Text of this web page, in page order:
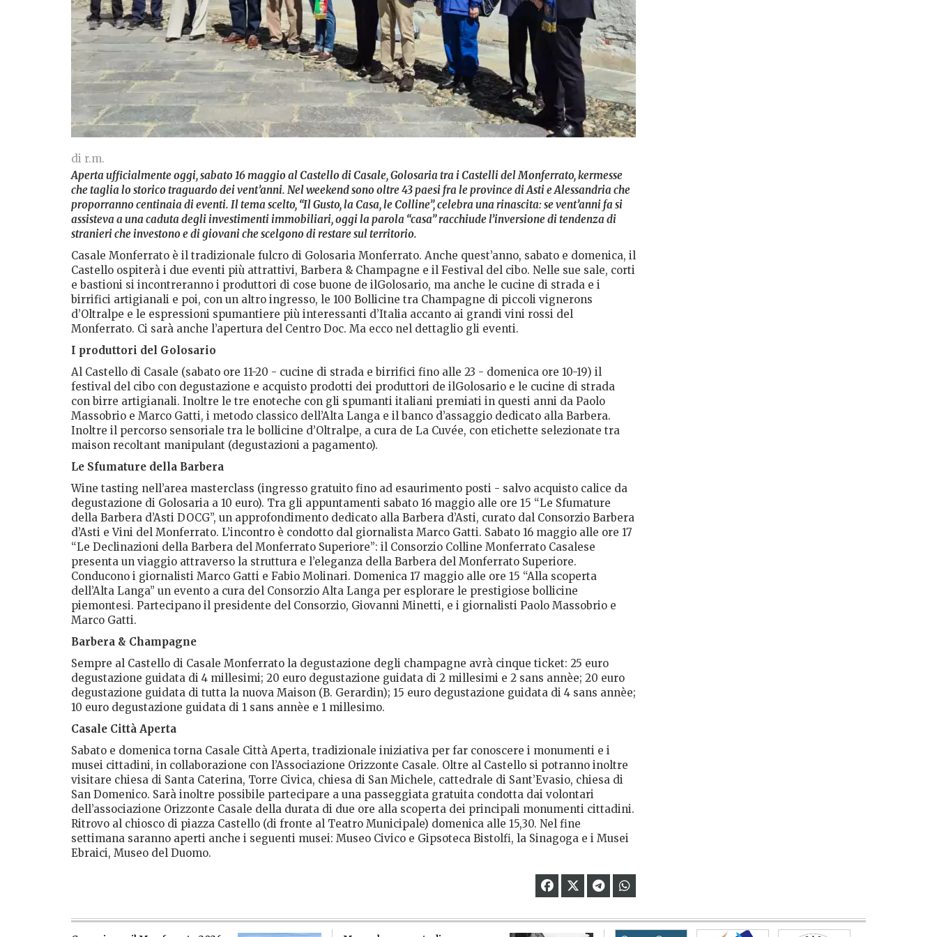
di r.m.
Aperta ufficialmente oggi, sabato 16 maggio al Castello di Casale, Golosaria tra i Castelli del Monferrato, kermesse
che taglia lo storico traguardo dei vent’anni. Nel weekend sono oltre 43 paesi fra le province di Asti e Alessandria che
proporranno centinaia di eventi. Il tema scelto, “Il Gusto, la Casa, le Colline”, celebra una rinascita: se vent’anni fa si
assisteva a una caduta degli investimenti immobiliari, oggi la parola “casa” racchiude l’inversione di tendenza di
stranieri che investono e di giovani che scelgono di restare sul territorio.
Casale Monferrato è il tradizionale fulcro di Golosaria Monferrato. Anche quest’anno, sabato e domenica, il
Castello ospiterà i due eventi più attrattivi, Barbera & Champagne e il Festival del cibo. Nelle sue sale, corti
e bastioni si incontreranno i produttori di cose buone de ilGolosario, ma anche le cucine di strada e i
birrifici artigianali e poi, con un altro ingresso, le 100 Bollicine tra Champagne di piccoli vignerons
d’Oltralpe e le espressioni spumantiere più interessanti d’Italia accanto ai grandi vini rossi del
Monferrato. Ci sarà anche l’apertura del Centro Doc. Ma ecco nel dettaglio gli eventi.
I produttori del Golosario
Al Castello di Casale (sabato ore 11-20 - cucine di strada e birrifici fino alle 23 - domenica ore 10-19) il
festival del cibo con degustazione e acquisto prodotti dei produttori de ilGolosario e le cucine di strada
con birre artigianali. Inoltre le tre enoteche con gli spumanti italiani premiati in questi anni da Paolo
Massobrio e Marco Gatti, i metodo classico dell’Alta Langa e il banco d’assaggio dedicato alla Barbera.
Inoltre il percorso sensoriale tra le bollicine d’Oltralpe, a cura de La Cuvée, con etichette selezionate tra
maison recoltant manipulant (degustazioni a pagamento).
Le Sfumature della Barbera
Wine tasting nell’area masterclass (ingresso gratuito fino ad esaurimento posti - salvo acquisto calice da
degustazione di Golosaria a 10 euro). Tra gli appuntamenti sabato 16 maggio alle ore 15 “Le Sfumature
della Barbera d’Asti DOCG”, un approfondimento dedicato alla Barbera d’Asti, curato dal Consorzio Barbera
d’Asti e Vini del Monferrato. L’incontro è condotto dal giornalista Marco Gatti. Sabato 16 maggio alle ore 17
“Le Declinazioni della Barbera del Monferrato Superiore”: il Consorzio Colline Monferrato Casalese
presenta un viaggio attraverso la struttura e l’eleganza della Barbera del Monferrato Superiore.
Conducono i giornalisti Marco Gatti e Fabio Molinari. Domenica 17 maggio alle ore 15 “Alla scoperta
dell’Alta Langa” un evento a cura del Consorzio Alta Langa per esplorare le prestigiose bollicine
piemontesi. Partecipano il presidente del Consorzio, Giovanni Minetti, e i giornalisti Paolo Massobrio e
Marco Gatti.
Barbera & Champagne
Sempre al Castello di Casale Monferrato la degustazione degli champagne avrà cinque ticket: 25 euro
degustazione guidata di 4 millesimi; 20 euro degustazione guidata di 2 millesimi e 2 sans annèe; 20 euro
degustazione guidata di tutta la nuova Maison (B. Gerardin); 15 euro degustazione guidata di 4 sans annèe;
10 euro degustazione guidata di 1 sans annèe e 1 millesimo.
Casale Città Aperta
Sabato e domenica torna Casale Città Aperta, tradizionale iniziativa per far conoscere i monumenti e i
musei cittadini, in collaborazione con l’Associazione Orizzonte Casale. Oltre al Castello si potranno inoltre
visitare chiesa di Santa Caterina, Torre Civica, chiesa di San Michele, cattedrale di Sant’Evasio, chiesa di
San Domenico. Sarà inoltre possibile partecipare a una passeggiata gratuita condotta dai volontari
dell’associazione Orizzonte Casale della durata di due ore alla scoperta dei principali monumenti cittadini.
Ritrovo al chiosco di piazza Castello (di fronte al Teatro Municipale) domenica alle 15,30. Nel fine
settimana saranno aperti anche i seguenti musei: Museo Civico e Gipsoteca Bistolfi, la Sinagoga e i Musei
Ebraici, Museo del Duomo.